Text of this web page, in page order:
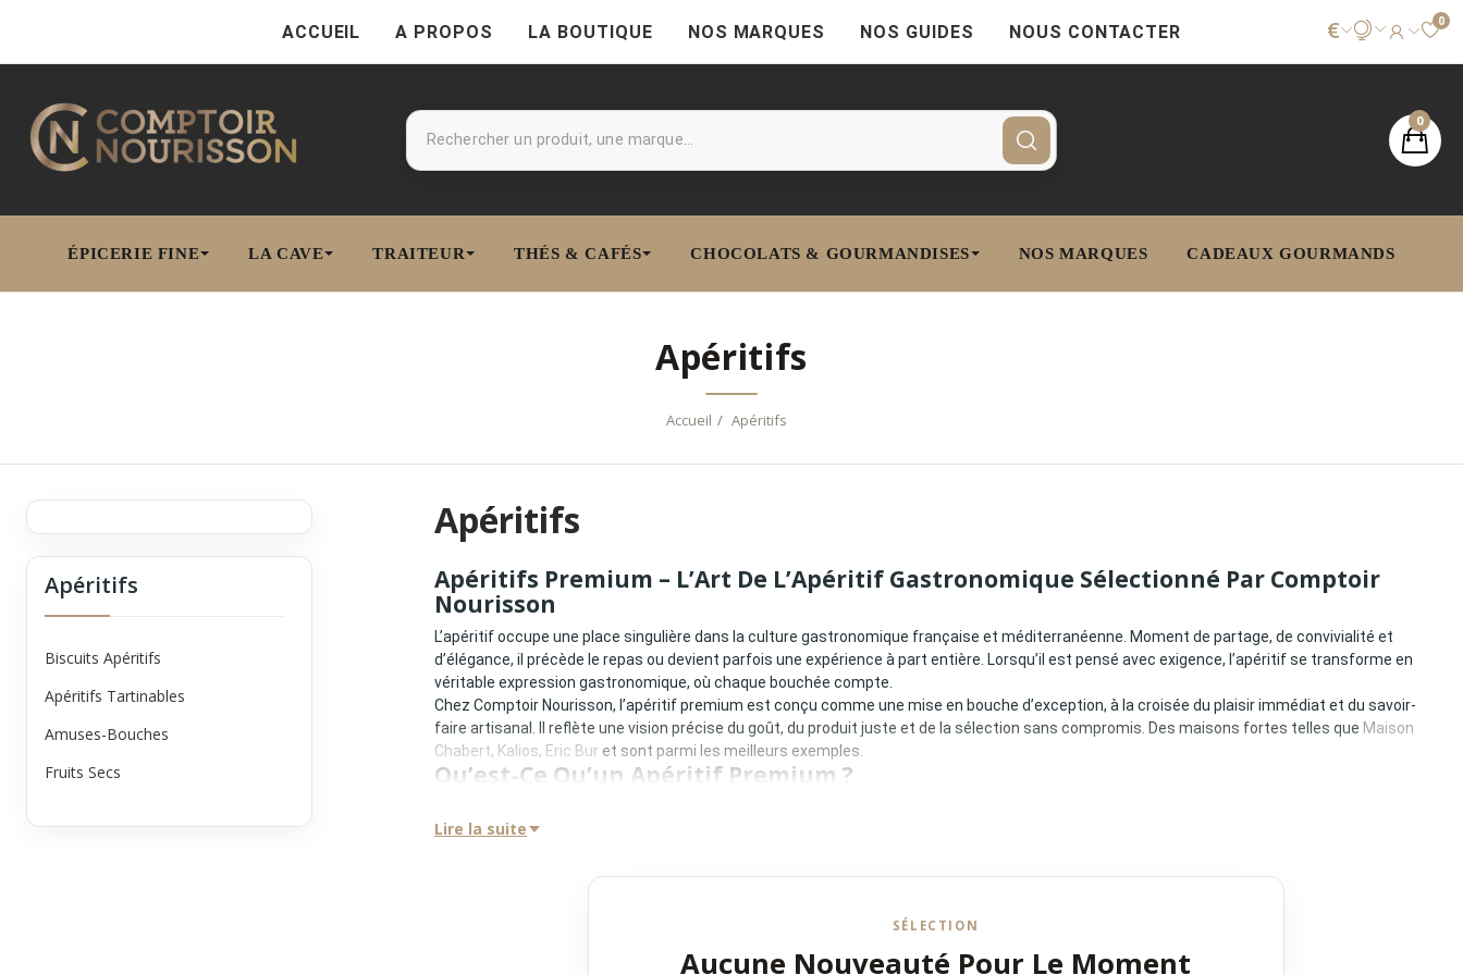
ACCUEIL A PROPOS LA BOUTIQUE NOS MARQUES NOS GUIDES NOUS CONTACTER € 0
0
ÉPICERIE FINE LA CAVE TRAITEUR THÉS & CAFÉS CHOCOLATS & GOURMANDISES NOS MARQUES CADEAUX GOURMANDS
Apéritifs
Accueil Apéritifs
Apéritifs
Biscuits Apéritifs
Apéritifs Tartinables
Amuses-Bouches
Fruits Secs
Apéritifs
Apéritifs Premium – L’Art De L’Apéritif Gastronomique Sélectionné Par Comptoir
Nourisson
L’apéritif occupe une place singulière dans la culture gastronomique française et méditerranéenne. Moment de partage, de convivialité et
d’élégance, il précède le repas ou devient parfois une expérience à part entière. Lorsqu’il est pensé avec exigence, l’apéritif se transforme en
véritable expression gastronomique, où chaque bouchée compte.
Chez Comptoir Nourisson, l’apéritif premium est conçu comme une mise en bouche d’exception, à la croisée du plaisir immédiat et du savoir-
faire artisanal. Il reflète une vision précise du goût, du produit juste et de la sélection sans compromis. Des maisons fortes telles que Maison
Chabert, Kalios, Eric Bur et sont parmi les meilleurs exemples.
Qu’est-Ce Qu’un Apéritif Premium ?
• Qualité irréprochable des ingrédients
Sourcing rigoureux auprès de maisons artisanales
Contrairement aux offres banalisées, l’apéritif premium privilégie la finesse, la naturalité et la gourmandise maîtrisée, sans excès ni artifices.
Lire la suite
SÉLECTION
Aucune Nouveauté Pour Le Moment